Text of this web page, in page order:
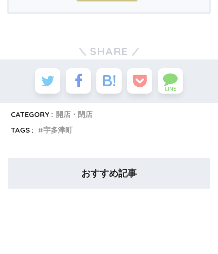
SHARE
LINE
CATEGORY : 開店・閉店
TAGS :
宇多津町
おすすめ記事